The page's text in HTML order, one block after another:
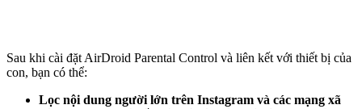
Sau khi cài đặt AirDroid Parental Control và liên kết với thiết bị của
con, bạn có thể:
Lọc nội dung người lớn trên Instagram và các mạng xã